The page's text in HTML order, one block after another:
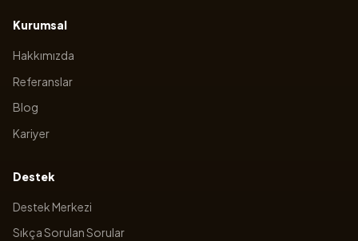
Kurumsal
Hakkımızda
Referanslar
Blog
Kariyer
Destek
Destek Merkezi
Sıkça Sorulan Sorular